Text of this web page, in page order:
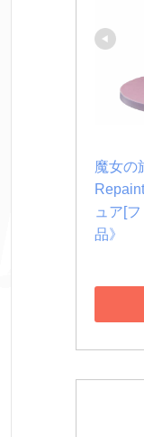
魔女の
ュア[
品》